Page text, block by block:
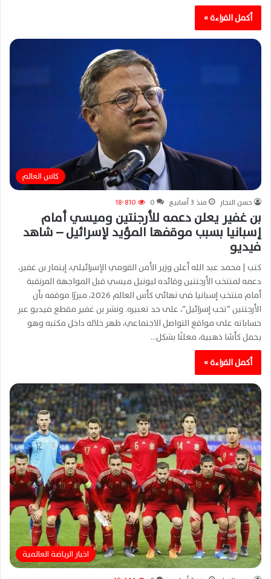
أكمل القراءة »
كاس العالم
حسن النجار منذ 3 أسابيع 0 18٬810
بن غفير يعلن دعمه للأرجنتين وميسي أمام
إسبانيا بسبب موقفها المؤيد لإسرائيل – شاهد
فيديو
كتب | محمد عبد الله أعلن وزير الأمن القومي الإسرائيلي، إيتمار بن غفير،
دعمه لمنتخب الأرجنتين وقائده ليونيل ميسي قبل المواجهة المرتقبة
أمام منتخب إسبانيا في نهائي كأس العالم 2026، مبررًا موقفه بأن
الأرجنتين “تحب إسرائيل”، على حد تعبيره. ونشر بن غفير مقطع فيديو عبر
حساباته على مواقع التواصل الاجتماعي، ظهر خلاله داخل مكتبه وهو
يحمل كأسًا ذهبية، معلنًا بشكل…
أكمل القراءة »
اخبار الرياضة العالمية